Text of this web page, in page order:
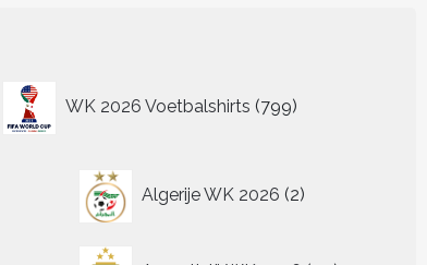
WK 2026 Voetbalshirts 799
producten
Algerije WK 2026 2
producten